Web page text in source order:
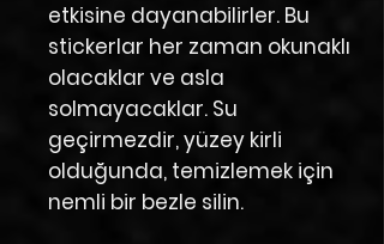
etkisine dayanabilirler. Bu
stickerlar her zaman okunaklı
olacaklar ve asla
solmayacaklar. Su
geçirmezdir, yüzey kirli
olduğunda, temizlemek için
nemli bir bezle silin.